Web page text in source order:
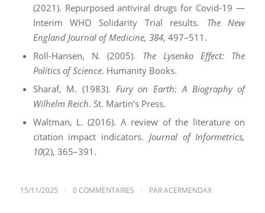
(2021). Repurposed antiviral drugs for Covid-19 —
Interim WHO Solidarity Trial results. The New
England Journal of Medicine, 384, 497–511.
Roll-Hansen, N. (2005). The Lysenko Effect: The
Politics of Science. Humanity Books.
Sharaf, M. (1983). Fury on Earth: A Biography of
Wilhelm Reich. St. Martin’s Press.
Waltman, L. (2016). A review of the literature on
citation impact indicators. Journal of Informetrics,
10(2), 365–391.
15/11/2025 / 0 COMMENTAIRES / PARACERMENDAX